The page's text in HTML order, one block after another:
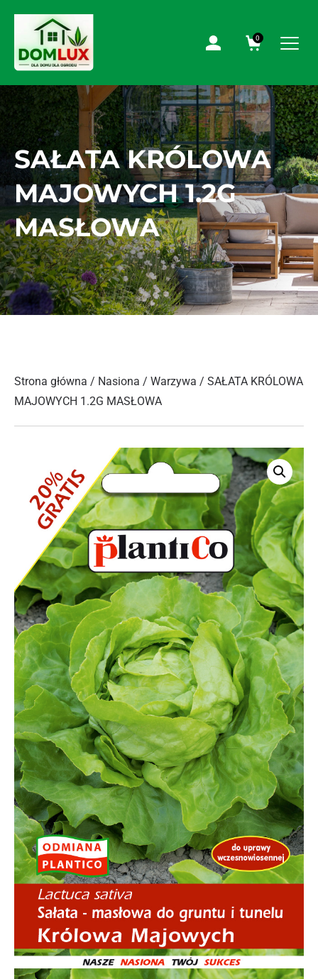
0
SAŁATA KRÓLOWA
MAJOWYCH 1.2G
MASŁOWA
Strona główna / Nasiona / Warzywa / SAŁATA KRÓLOWA
MAJOWYCH 1.2G MASŁOWA